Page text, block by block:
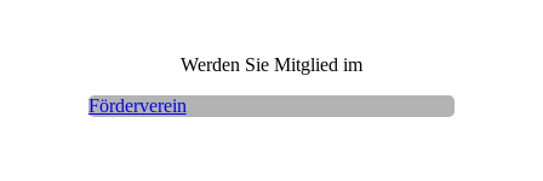
Werden Sie Mitglied im
Förderverein